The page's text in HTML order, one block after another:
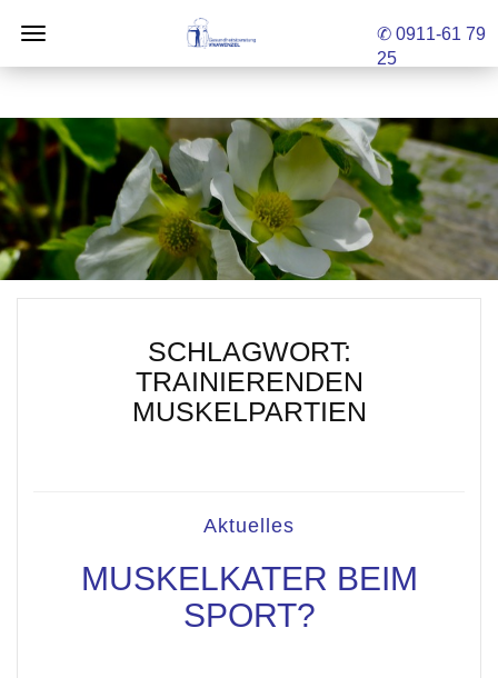
✆ 0911-61 79
25
SCHLAGWORT:
TRAINIERENDEN
MUSKELPARTIEN
Aktuelles
MUSKELKATER BEIM
SPORT?